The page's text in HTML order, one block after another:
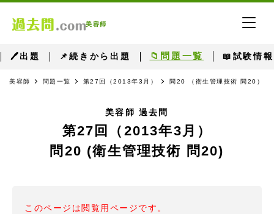
美容師
🖊出題 📌続きから出題 📁問題一覧 📖試験情報
美容師 問題一覧 第27回（2013年3月） 問20 （衛生管理技術 問20）
美容師 過去問
第27回（2013年3月）
問20 (衛生管理技術 問20)
このページは閲覧用ページです。